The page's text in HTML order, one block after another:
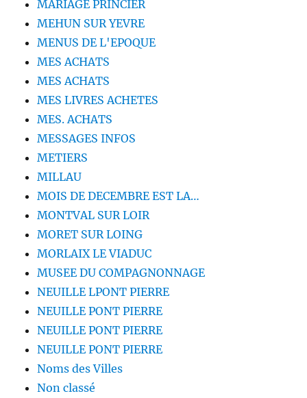
MARIAGE PRINCIER
MEHUN SUR YEVRE
MENUS DE L'EPOQUE
MES ACHATS
MES ACHATS
MES LIVRES ACHETES
MES. ACHATS
MESSAGES INFOS
METIERS
MILLAU
MOIS DE DECEMBRE EST LA…
MONTVAL SUR LOIR
MORET SUR LOING
MORLAIX LE VIADUC
MUSEE DU COMPAGNONNAGE
NEUILLE LPONT PIERRE
NEUILLE PONT PIERRE
NEUILLE PONT PIERRE
NEUILLE PONT PIERRE
Noms des Villes
Non classé